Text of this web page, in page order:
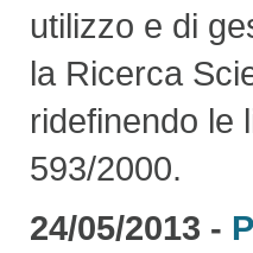
utilizzo e di
la Ricerca
ridefinendo le
593/2000.
24/05/2013 -